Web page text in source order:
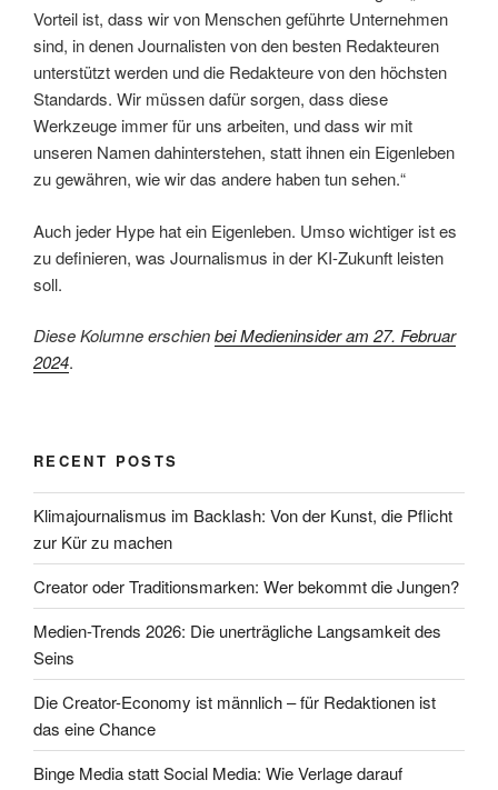
Vorteil ist, dass wir von Menschen geführte Unternehmen
sind, in denen Journalisten von den besten Redakteuren
unterstützt werden und die Redakteure von den höchsten
Standards. Wir müssen dafür sorgen, dass diese
Werkzeuge immer für uns arbeiten, und dass wir mit
unseren Namen dahinterstehen, statt ihnen ein Eigenleben
zu gewähren, wie wir das andere haben tun sehen.“
Auch jeder Hype hat ein Eigenleben. Umso wichtiger ist es
zu definieren, was Journalismus in der KI-Zukunft leisten
soll.
Diese Kolumne erschienbei Medieninsider am 27. Februar
2024.
RECENT POSTS
Klimajournalismus im Backlash: Von der Kunst, die Pflicht
zur Kür zu machen
Creator oder Traditionsmarken: Wer bekommt die Jungen?
Medien-Trends 2026: Die unerträgliche Langsamkeit des
Seins
Die Creator-Economy ist männlich – für Redaktionen ist
das eine Chance
Binge Media statt Social Media: Wie Verlage darauf